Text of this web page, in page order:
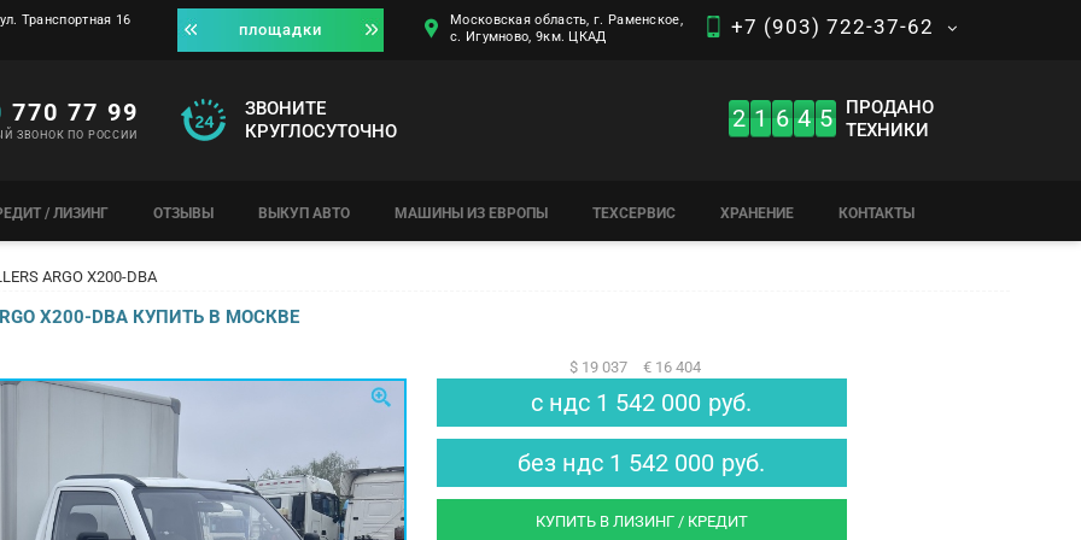
Транспортная 16
площадки
Московская область, г. Раменское,
с. Игумново, 9км. ЦКАД
+7 (903) 722-37-62
770 77 99
ЗВОНОК ПО РОССИИ
ЗВОНИТЕ
КРУГЛОСУТОЧНО
2 1 6 4 5
ПРОДАНО
ТЕХНИКИ
/ ЛИЗИНГ ОТЗЫВЫ ВЫКУП АВТО МАШИНЫ ИЗ ЕВРОПЫ ТЕХСЕРВИС ХРАНЕНИЕ КОНТАКТЫ
ARGO X200-DBA
X200-DBA КУПИТЬ В МОСКВЕ
$ 19 037 € 16 404
с ндс 1 542 000 руб.
без ндс 1 542 000 руб.
КУПИТЬ В ЛИЗИНГ / КРЕДИТ